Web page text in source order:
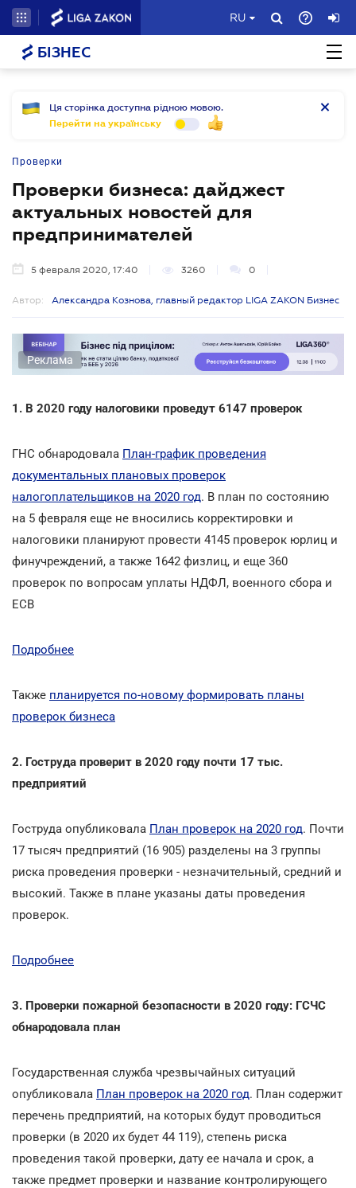
RU
БІЗНЕС
Ця сторінка доступна рідною мовою.
Перейти на українську
Проверки
Проверки бизнеса: дайджест
актуальных новостей для
предпринимателей
5 февраля 2020, 17:40 3260 0
Автор: Александра Кознова, главный редактор LIGA ZAKON Бизнес
Реклама
1. В 2020 году налоговики проведут 6147 проверок
ГНС обнародовала План-график проведения
документальных плановых проверок
налогоплательщиков на 2020 год. В план по состоянию
на 5 февраля еще не вносились корректировки и
налоговики планируют провести 4145 проверок юрлиц и
финучреждений, а также 1642 физлиц, и еще 360
проверок по вопросам уплаты НДФЛ, военного сбора и
ЕСВ
Подробнее
Также планируется по-новому формировать планы
проверок бизнеса
2. Гоструда проверит в 2020 году почти 17 тыс.
предприятий
Гоструда опубликовала План проверок на 2020 год. Почти
17 тысяч предприятий (16 905) разделены на 3 группы
риска проведения проверки - незначительный, средний и
высокий. Также в плане указаны даты проведения
проверок.
Подробнее
3. Проверки пожарной безопасности в 2020 году: ГСЧС
обнародовала план
Государственная служба чрезвычайных ситуаций
опубликовала План проверок на 2020 год. План содержит
перечень предприятий, на которых будут проводиться
проверки (в 2020 их будет 44 119), степень риска
проведения такой проверки, дату ее начала и срок, а
также предмет проверки и название контролирующего